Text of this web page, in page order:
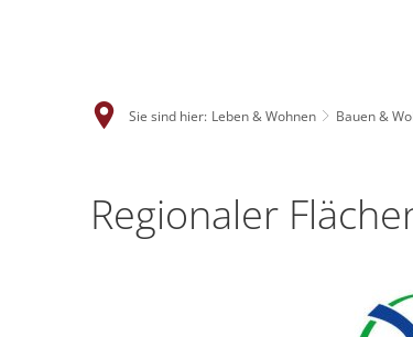
Sie sind hier: Leben & Wohnen Bauen &
Regionaler